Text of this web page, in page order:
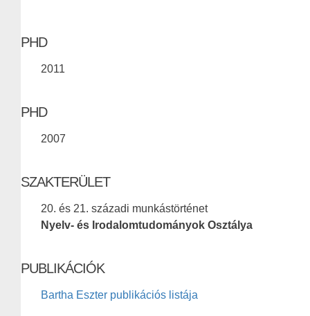
PHD
2011
PHD
2007
SZAKTERÜLET
20. és 21. századi munkástörténet
Nyelv- és Irodalomtudományok Osztálya
PUBLIKÁCIÓK
Bartha Eszter publikációs listája